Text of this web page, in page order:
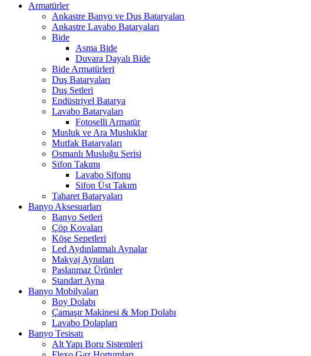
Armatürler
Ankastre Banyo ve Duş Bataryaları
Ankastre Lavabo Bataryaları
Bide
Asma Bide
Duvara Dayalı Bide
Bide Armatürleri
Duş Bataryaları
Duş Setleri
Endüstriyel Batarya
Lavabo Bataryaları
Fotoselli Armatür
Musluk ve Ara Musluklar
Mutfak Bataryaları
Osmanlı Musluğu Serisi
Sifon Takımı
Lavabo Sifonu
Sifon Üst Takım
Taharet Bataryaları
Banyo Aksesuarları
Banyo Setleri
Çöp Kovaları
Köşe Sepetleri
Led Aydınlatmalı Aynalar
Makyaj Aynaları
Paslanmaz Ürünler
Standart Ayna
Banyo Mobilyaları
Boy Dolabı
Çamaşır Makinesi & Mop Dolabı
Lavabo Dolapları
Banyo Tesisatı
Alt Yapı Boru Sistemleri